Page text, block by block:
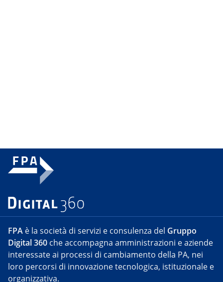
FPA è la società di servizi e consulenza del Gruppo
Digital 360 che accompagna amministrazioni e aziende
interessate ai processi di cambiamento della PA, nei
loro percorsi di innovazione tecnologica, istituzionale e
organizzativa.